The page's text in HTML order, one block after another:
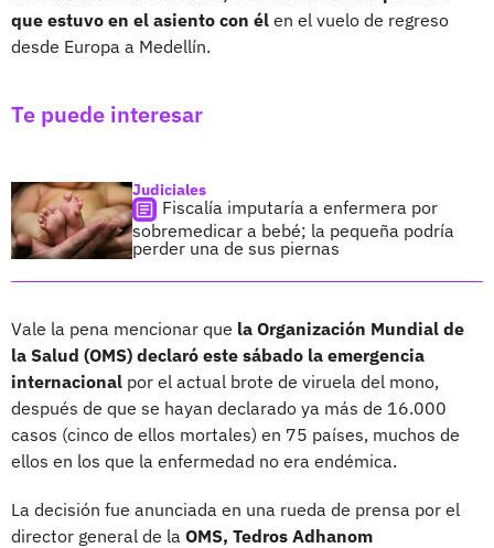
que estuvo en el asiento con él en el vuelo de regreso
desde Europa a Medellín.
Te puede interesar
Judiciales
Fiscalía imputaría a enfermera por
sobremedicar a bebé; la pequeña podría
perder una de sus piernas
Vale la pena mencionar que la Organización Mundial de
la Salud (OMS) declaró este sábado la emergencia
internacional por el actual brote de viruela del mono,
después de que se hayan declarado ya más de 16.000
casos (cinco de ellos mortales) en 75 países, muchos de
ellos en los que la enfermedad no era endémica.
La decisión fue anunciada en una rueda de prensa por el
director general de la OMS, Tedros Adhanom